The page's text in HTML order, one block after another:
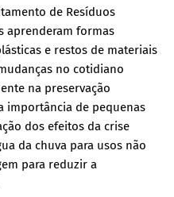
de Resíduos
aprenderam formas
e restos de materiais
no cotidiano
na preservação
importância de pequenas
dos efeitos da crise
da chuva para usos não
para reduzir a